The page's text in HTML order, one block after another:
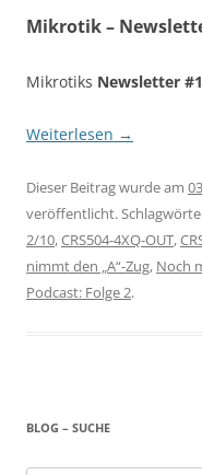
Mikrotik –
Mikrotiks Newsletter
Weiterlesen →
Dieser Beitrag wurde am
veröffentlicht.
2/10,CRS504-4XQ-OUT,
nimmt den „A“-Zug, Noch
Podcast: Folge 2.
BLOG – SUCHE